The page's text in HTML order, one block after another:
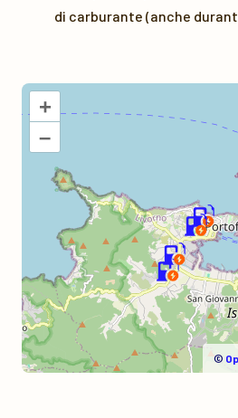
di carburante (anche
+
–
©